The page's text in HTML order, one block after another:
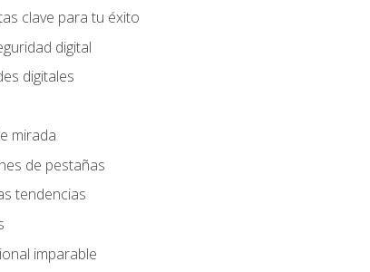
clave para tu éxito
digital
digitales
mirada
de pestañas
tendencias
imparable